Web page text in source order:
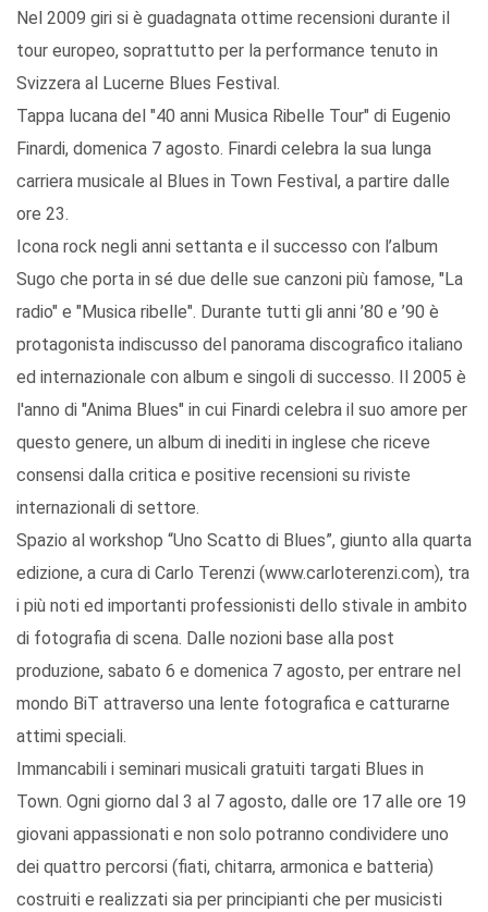
Nel 2009 giri si è guadagnata ottime recensioni durante il
tour europeo, soprattutto per la performance tenuto in
Svizzera al Lucerne Blues Festival.
Tappa lucana del "40 anni Musica Ribelle Tour" di Eugenio
Finardi, domenica 7 agosto. Finardi celebra la sua lunga
carriera musicale al Blues in Town Festival, a partire dalle
ore 23.
Icona rock negli anni settanta e il successo con l’album
Sugo che porta in sé due delle sue canzoni più famose, "La
radio" e "Musica ribelle". Durante tutti gli anni ’80 e ’90 è
protagonista indiscusso del panorama discografico italiano
ed internazionale con album e singoli di successo. Il 2005 è
l'anno di "Anima Blues" in cui Finardi celebra il suo amore per
questo genere, un album di inediti in inglese che riceve
consensi dalla critica e positive recensioni su riviste
internazionali di settore.
Spazio al workshop “Uno Scatto di Blues”, giunto alla quarta
edizione, a cura di Carlo Terenzi (www.carloterenzi.com), tra
i più noti ed importanti professionisti dello stivale in ambito
di fotografia di scena. Dalle nozioni base alla post
produzione, sabato 6 e domenica 7 agosto, per entrare nel
mondo BiT attraverso una lente fotografica e catturarne
attimi speciali.
Immancabili i seminari musicali gratuiti targati Blues in
Town. Ogni giorno dal 3 al 7 agosto, dalle ore 17 alle ore 19
giovani appassionati e non solo potranno condividere uno
dei quattro percorsi (fiati, chitarra, armonica e batteria)
costruiti e realizzati sia per principianti che per musicisti